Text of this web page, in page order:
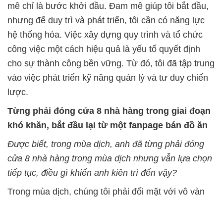
mê chỉ là bước khởi đầu. Đam mê giúp tôi bắt đầu,
nhưng để duy trì và phát triển, tôi cần có năng lực
hệ thống hóa. Việc xây dựng quy trình và tổ chức
công việc một cách hiệu quả là yếu tố quyết định
cho sự thành công bền vững. Từ đó, tôi đã tập trung
vào việc phát triển kỹ năng quản lý và tư duy chiến
lược.
Từng phải đóng cửa 8 nhà hàng trong giai đoạn
khó khăn, bắt đầu lại từ một fanpage bán đồ ăn
Được biết, trong mùa dịch, anh đã từng phải đóng
cửa 8 nhà hàng trong mùa dịch nhưng vẫn lựa chọn
tiếp tục, điều gì khiến anh kiên trì đến vậy?
Trong mùa dịch, chúng tôi phải đối mặt với vô vàn